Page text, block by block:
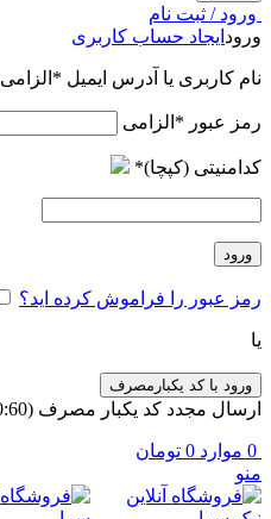
ورود / ثبت نام
ورود ایجاد حساب کاربری
نام کاربری یا آدرس ایمیل * الزامی
رمز عبور * الزامی
کدامنیتی (کپچا)*
ورود
رمز عبور را فراموش کرده اید؟
یا
ورود با کد یکبارمصرف
ارسال مجدد کد یکبار مصرف (00:
60
0 موارد 0 تومان
منو